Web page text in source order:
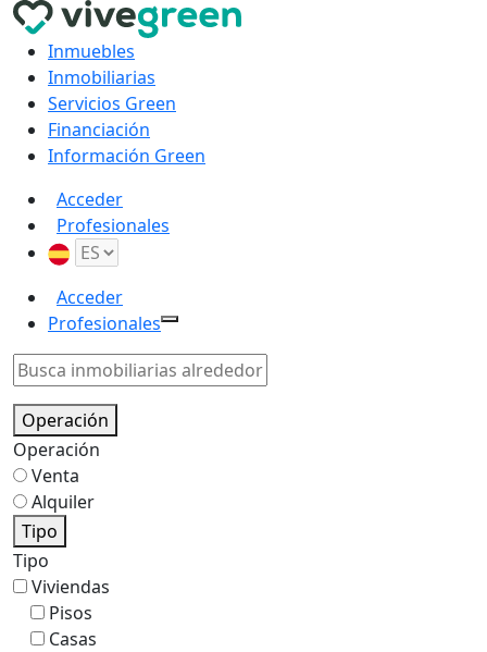
Inmuebles
Inmobiliarias
Servicios Green
Financiación
Información Green
Acceder
Profesionales
Acceder
Profesionales
Operación
Operación
Venta
Alquiler
Tipo
Tipo
Viviendas
Pisos
Casas